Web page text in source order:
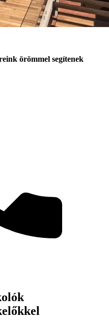
örömmel segítenek